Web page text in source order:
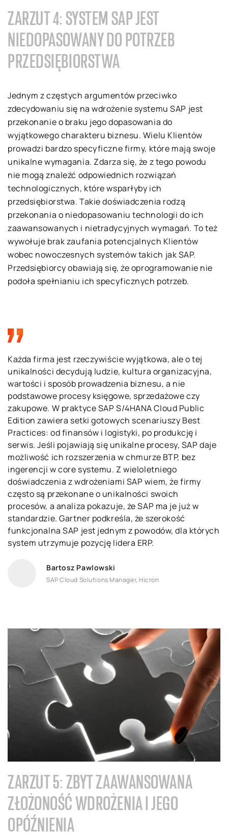
ZARZUT 4: SYSTEM SAP JEST
NIEDOPASOWANY DO POTRZEB
PRZEDSIĘBIORSTWA
Jednym z częstych argumentów przeciwko
zdecydowaniu się na wdrożenie systemu SAP jest
przekonanie o braku jego dopasowania do
wyjątkowego charakteru biznesu. Wielu Klientów
prowadzi bardzo specyficzne firmy, które mają swoje
unikalne wymagania. Zdarza się, że z tego powodu
nie mogą znaleźć odpowiednich rozwiązań
technologicznych, które wsparłyby ich
przedsiębiorstwa. Takie doświadczenia rodzą
przekonania o niedopasowaniu technologii do ich
zaawansowanych i nietradycyjnych wymagań. To też
wywołuje brak zaufania potencjalnych Klientów
wobec nowoczesnych systemów takich jak SAP.
Przedsiębiorcy obawiają się, że oprogramowanie nie
podoła spełnianiu ich specyficznych potrzeb.
Każda firma jest rzeczywiście wyjątkowa, ale o tej
unikalności decydują ludzie, kultura organizacyjna,
wartości i sposób prowadzenia biznesu, a nie
podstawowe procesy księgowe, sprzedażowe czy
zakupowe. W praktyce SAP S/4HANA Cloud Public
Edition zawiera setki gotowych scenariuszy Best
Practices: od finansów i logistyki, po produkcję i
serwis. Jeśli pojawiają się unikalne procesy, SAP daje
możliwość ich rozszerzenia w chmurze BTP, bez
ingerencji w core systemu. Z wieloletniego
doświadczenia z wdrożeniami SAP wiem, że firmy
często są przekonane o unikalności swoich
procesów, a analiza pokazuje, że SAP ma je już w
standardzie. Gartner podkreśla, że szerokość
funkcjonalna SAP jest jednym z powodów, dla których
system utrzymuje pozycję lidera ERP.
Bartosz Pawlowski
SAP Cloud Solutions Manager, Hicron
ZARZUT 5: ZBYT ZAAWANSOWANA
ZŁOŻONOŚĆ WDROŻENIA I JEGO
OPÓŹNIENIA